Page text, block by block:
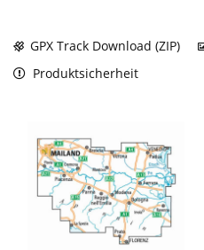
GPX Track Download (ZIP)
Produktsicherheit